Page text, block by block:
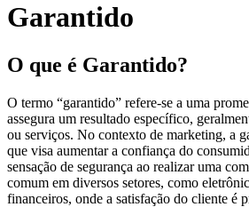
Garantido
O que é Garantido?
O termo “garantido” refere-se a uma
assegura um resultado específico,
ou serviços. No contexto de marketing, a
que visa aumentar a confiança do
sensação de segurança ao realizar uma
comum em diversos setores, como
financeiros, onde a satisfação do cliente é